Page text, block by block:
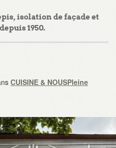
isolation de façade et
1950.
CUISINE & NOUSPleine